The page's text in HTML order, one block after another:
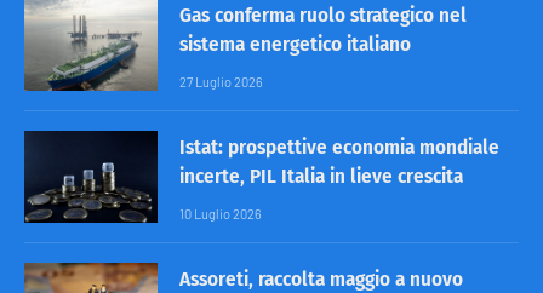
Gas conferma ruolo strategico nel
sistema energetico italiano
27 Luglio 2026
Istat: prospettive economia mondiale
incerte, PIL Italia in lieve crescita
10 Luglio 2026
Assoreti, raccolta maggio a nuovo